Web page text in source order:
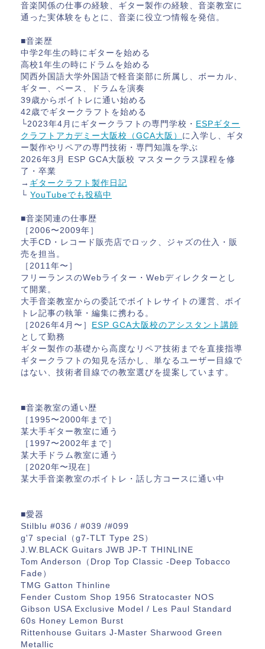
音楽関係の仕事の経験、ギター製作の経験、音楽教室に
通った実体験をもとに、音楽に役立つ情報を発信。
■音楽歴
中学2年生の時にギターを始める
高校1年生の時にドラムを始める
関西外国語大学外国語で軽音楽部に所属し、ボーカル、
ギター、ベース、ドラムを演奏
39歳からボイトレに通い始める
42歳でギタークラフトを始める
└2023年4月にギタークラフトの専門学校・ ESPギター
クラフトアカデミー大阪校（GCA大阪） に入学し、ギタ
ー製作やリペアの専門技術・専門知識を学ぶ
2026年3月 ESP GCA大阪校 マスタークラス課程を修
了・卒業
→ ギタークラフト製作日記
└ YouTubeでも投稿中
■音楽関連の仕事歴
［2006〜2009年］
大手CD・レコード販売店でロック、ジャズの仕入・販
売を担当。
［2011年〜］
フリーランスのWebライター・Webディレクターとし
て開業。
大手音楽教室からの委託でボイトレサイトの運営、ボイ
トレ記事の執筆・編集に携わる。
［2026年4月〜］
ESP GCA大阪校のアシスタント講師
として勤務
ギター製作の基礎から高度なリペア技術までを直接指導
ギタークラフトの知見を活かし、単なるユーザー目線で
はない、技術者目線での教室選びを提案しています。
■音楽教室の通い歴
［1995〜2000年まで］
某大手ギター教室に通う
［1997〜2002年まで］
某大手ドラム教室に通う
［2020年〜現在］
某大手音楽教室のボイトレ・話し方コースに通い中
■愛器
Stilblu #036 / #039 /#099
g'7 special（g7-TLT Type 2S）
J.W.BLACK Guitars JWB JP-T THINLINE
Tom Anderson（Drop Top Classic -Deep Tobacco
Fade）
TMG Gatton Thinline
Fender Custom Shop 1956 Stratocaster NOS
Gibson USA Exclusive Model / Les Paul Standard
60s Honey Lemon Burst
Rittenhouse Guitars J-Master Sharwood Green
Metallic